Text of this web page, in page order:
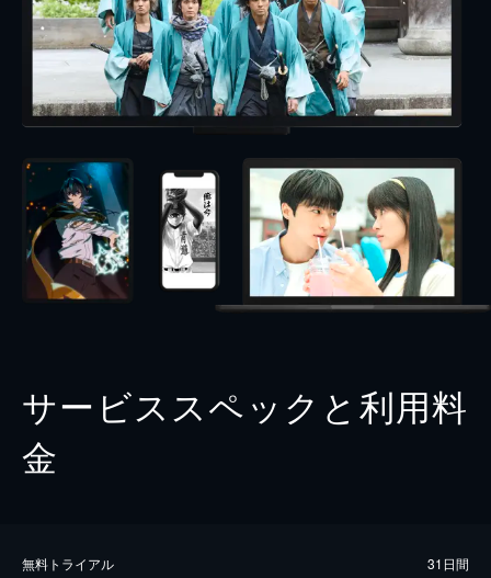
サービススペックと利用料
金
無料トライアル 31日間